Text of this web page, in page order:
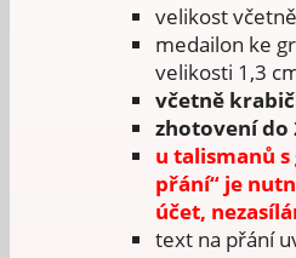
velikost
medailon ke
velikosti 1,3
včetně
zhotovení do
u talismanů
přání“ je
účet,
text na přání